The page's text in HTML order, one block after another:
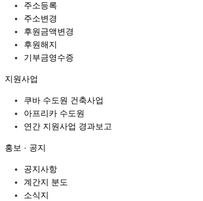
주소등록
주소변경
후원금액변경
후원해지
기부금영수증
지원사업
쿠바 수도원 건축사업
아프리카 수도원
연간 지원사업 경과보고
홍보 · 공지
공지사항
계간지 분도
소식지